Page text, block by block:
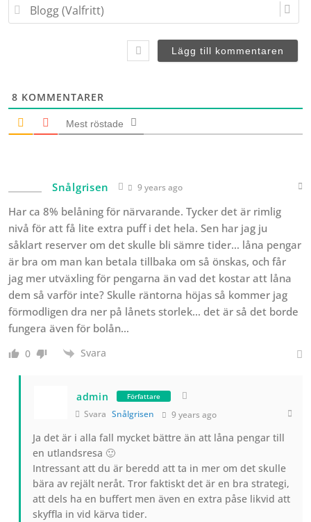
f
)
l
a
g
l
r
)
8 KOMMENTARER
Mest röstade
Snålgrisen 9 years ago
Har ca 8% belåning för närvarande. Tycker det är rimlig
nivå för att få lite extra puff i det hela. Sen har jag ju
såklart reserver om det skulle bli sämre tider… låna pengar
är bra om man kan betala tillbaka om så önskas, och får
jag mer utväxling för pengarna än vad det kostar att låna
dem så varför inte? Skulle räntorna höjas så kommer jag
förmodligen dra ner på lånets storlek… det är så det borde
fungera även för bolån…
0 Svara
admin Författare
Svara Snålgrisen 9 years ago
Ja det är i alla fall mycket bättre än att låna pengar till
en utlandsresa 🙂
Intressant att du är beredd att ta in mer om det skulle
bära av rejält neråt. Tror faktiskt det är en bra strategi,
att dels ha en buffert men även en extra påse likvid att
skyffla in vid kärva tider.